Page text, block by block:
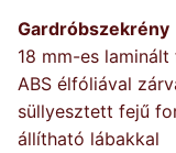
Gardróbszekrény
18 mm-es
ABS élfóliával
süllyesztett fejű
állítható lábakkal